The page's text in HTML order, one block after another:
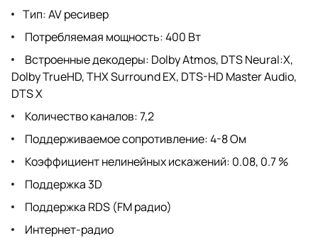
Тип: AV ресивер
Потребляемая мощность: 400 Вт
Встроенные декодеры: Dolby Atmos, DTS Neural:X,
Dolby TrueHD, THX Surround EX, DTS-HD Master Audio,
DTS X
Количество каналов: 7,2
Поддерживаемое сопротивление: 4-8 Ом
Коэффициент нелинейных искажений: 0.08, 0.7 %
Поддержка 3D
Поддержка RDS (FM радио)
Интернет-радио